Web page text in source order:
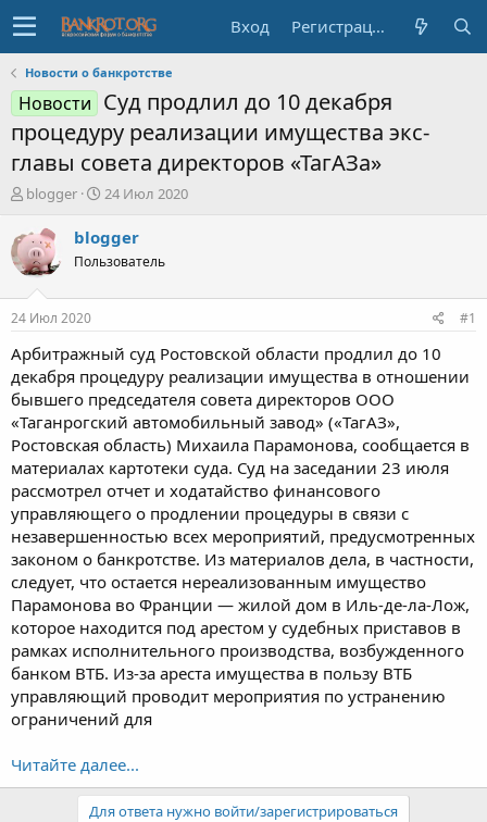
Вход Регистрация
Новости о банкротстве
Новости Суд продлил до 10 декабря
процедуру реализации имущества экс-
главы совета директоров «ТагАЗа»
А
т
о
р
е
м
ы
blogger
Д
т
а
н
л
24 Июл 2020
blogger
Пользователь
24 Июл 2020 #1
Арбитражный суд Ростовской области продлил до 10
декабря процедуру реализации имущества в отношении
бывшего председателя совета директоров ООО
«Таганрогский автомобильный завод» («ТагАЗ»,
Ростовская область) Михаила Парамонова, сообщается в
материалах картотеки суда. Суд на заседании 23 июля
рассмотрел отчет и ходатайство финансового
управляющего о продлении процедуры в связи с
незавершенностью всех мероприятий, предусмотренных
законом о банкротстве. Из материалов дела, в частности,
следует, что остается нереализованным имущество
Парамонова во Франции — жилой дом в Иль-де-ла-Лож,
которое находится под арестом у судебных приставов в
рамках исполнительного производства, возбужденного
банком ВТБ. Из-за ареста имущества в пользу ВТБ
управляющий проводит мероприятия по устранению
ограничений для
Читайте далее...
Для ответа нужно войти/зарегистрироваться